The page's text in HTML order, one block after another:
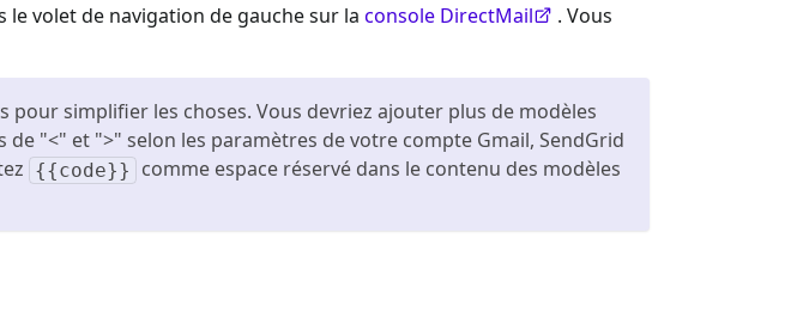
volet de navigation de gauche sur la console DirectMail
. Vous
simplifier les choses. Vous devriez ajouter plus de modèles
"<" et ">" selon les paramètres de votre compte Gmail, SendGrid
{{code}}
comme espace réservé dans le contenu des modèles